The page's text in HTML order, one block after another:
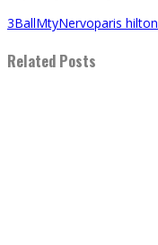
3BallMtyNervoparis hilton
Related Posts